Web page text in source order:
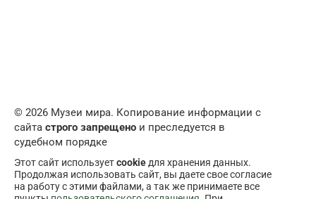
© 2026 Музеи мира. Копирование информации с
сайта строго запрещено и преследуется в
судебном порядке
Этот сайт используетcookie для хранения данных.
Продолжая использовать сайт, вы даете свое согласие
на работу с этими файлами, а так же принимаете все